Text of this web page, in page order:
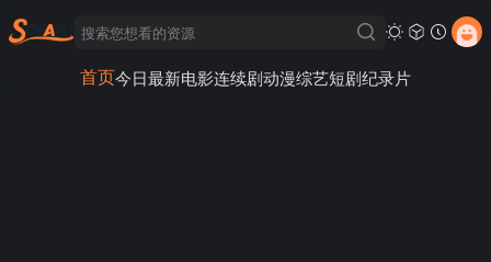
首页今日最新电影连续剧动漫综艺短剧纪录片